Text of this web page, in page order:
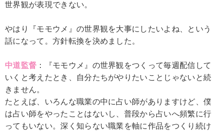
世界観が表現できない。
やはり『モモウメ』の世界観を大事にしたいよね、という
話になって。方針転換を決めました。
中道監督 ：『モモウメ』の世界観をつくって毎週配信して
いくと考えたとき、自分たちがやりたいことじゃないと続
きません。
たとえば、いろんな職業の中に占い師がありますけど、僕
は占い師をやったことはないし、普段から占いへ頻繁に行
ってもいない。深く知らない職業を軸に作品をつくり続け